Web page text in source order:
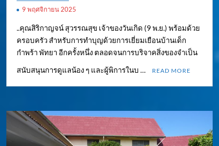
9 พฤศจิกายน 2025
..คุณสิริกาญจน์ สุวรรณสุข เจ้าของวันเกิด (9 พ.ย.) พร้อมด้วย
ครอบครัว สำหรับการทำบุญด้วยการเยี่ยมเยือนบ้านเด็ก
กำพร้า พัทยา อีกครั้งหนึ่ง ตลอดจนการบริจาคสิ่งของจำเป็น
สนับสนุนการดูแลน้อง ๆ และผู้พิการในบ …
READ MORE